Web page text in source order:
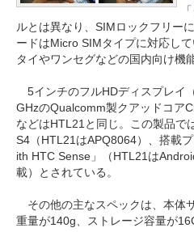
ルとは異なり、SIMロックフリー
ードはMicro SIMタイプに対応し
タイやワンセグなどの国内向け機
5インチのフルHDディスプレイ
GHzのQualcomm製クアッドコア
などはHTL21と同じ。この製品で
S4（HTL21はAPQ8064）、搭載
ith HTC Sense」（HTL21は
載）とされている。
その他の主なスペックは、本体
重量が140g、ストレージ容量が